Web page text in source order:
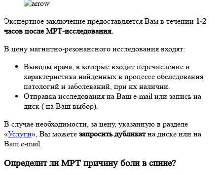
Экспертное заключение предоставляется Вам в течении 1-2
часов после МРТ-исследования.
В цену магнитно-резонансного исследования входят:
Выводы врача, в которые входит перечисление и
характеристика найденных в процессе обследования
патологий и заболеваний, при их наличии.
Отправка исследования на Ваш e-mail или запись на
диск ( на Ваш выбор).
В случае необходимости, за цену, указанную в разделе
«Услуги», Вы можете запросить дубликатна диске или на
Ваш e-mail.
Определит ли МРТ причину боли в спине?